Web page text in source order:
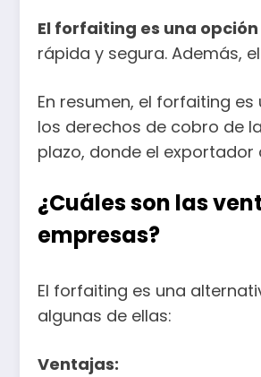
El forfaiting es una
rápida y segura. Además,
En resumen, el forfaiting
los derechos de cobro de
plazo, donde el
¿Cuáles son las
empresas?
El forfaiting es una
algunas de ellas:
Ventajas: